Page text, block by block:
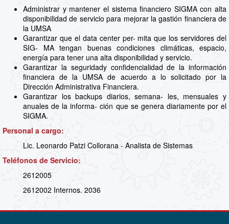
Administrar y mantener el sistema financiero SIGMA con alta
disponibilidad de servicio para mejorar la gastión financiera de
la UMSA
Garantizar que el data center per- mita que los servidores del
SIG- MA tengan buenas condiciones climáticas, espacio,
energía para tener una alta disponibilidad y servicio.
Garantizar la seguridady confidencialidad de la información
financiera de la UMSA de acuerdo a lo solicitado por la
Dirección Administrativa Financiera.
Garantizar los backups diarios, semana- les, mensuales y
anuales de la informa- ción que se genera diariamente por el
SIGMA.
Personal a cargo:
Lic. Leonardo Patzi Collorana - Analista de Sistemas
Teléfonos de Servicio:
2612005
2612002 Internos. 2036